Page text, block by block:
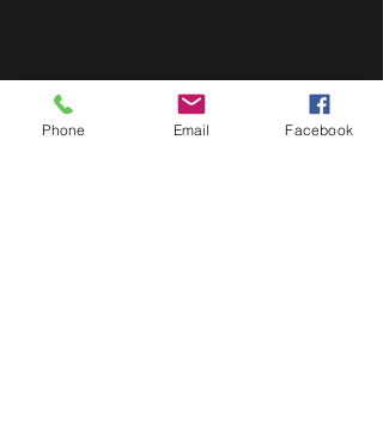
Show More
Phone Email Facebook